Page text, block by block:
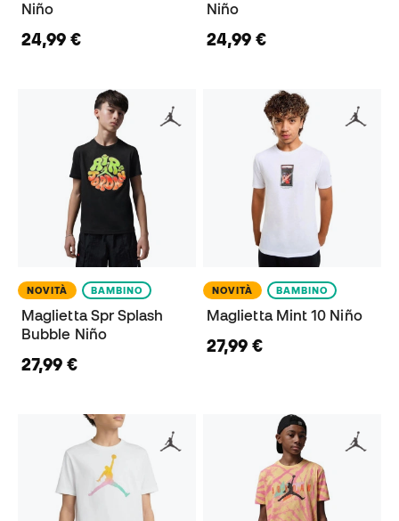
Niño
24,99 €
Niño
24,99 €
NOVITÀ BAMBINO
Maglietta Spr Splash
Bubble Niño
27,99 €
NOVITÀ BAMBINO
Maglietta Mint 10 Niño
27,99 €